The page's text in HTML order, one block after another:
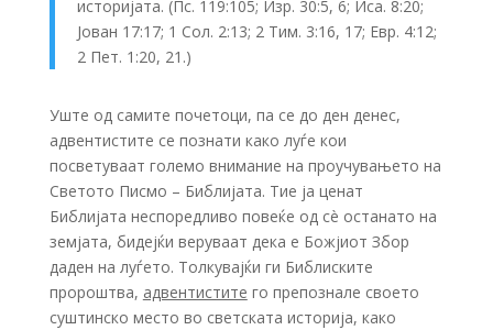
историјата. (Пс. 119:105; Изр. 30:5, 6; Иса. 8:20;
Јован 17:17; 1 Сол. 2:13; 2 Тим. 3:16, 17; Евр. 4:12;
2 Пет. 1:20, 21.)
Уште од самите почетоци, па се до ден денес,
адвентистите се познати како луѓе кои
посветуваат големо внимание на проучувањето на
Светото Писмо – Библијата. Тие ја ценат
Библијата неспоредливо повеќе од сè останато на
земјата, бидејќи веруваат дека е Божјиот Збор
даден на луѓето. Толкувајќи ги Библиските
пророштва, адвентистите го препознале своето
суштинско место во светската историја, како